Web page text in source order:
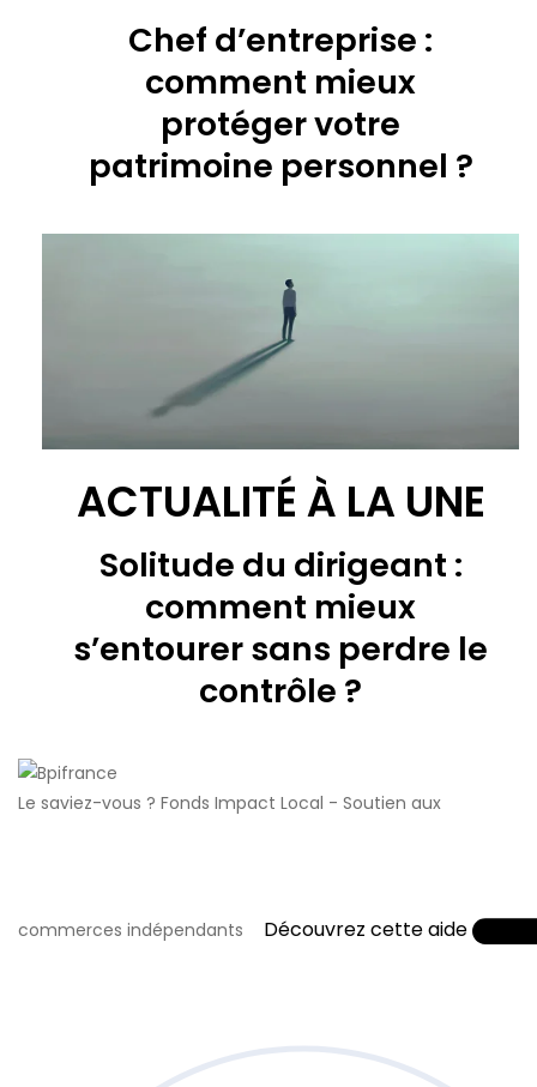
Chef d’entreprise :
comment mieux
protéger votre
patrimoine personnel ?
ACTUALITÉ À LA UNE
Solitude du dirigeant :
comment mieux
s’entourer sans perdre le
contrôle ?
Le saviez-vous ? Fonds Impact Local - Soutien aux
commerces indépendants Découvrez cette aide